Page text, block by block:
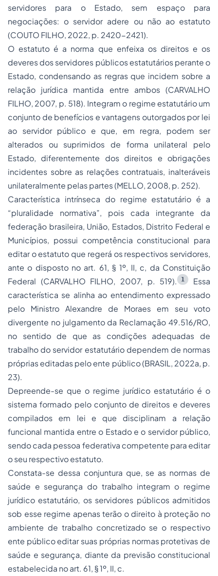
servidores para o Estado, sem espaço para
negociações: o servidor adere ou não ao estatuto
(COUTO FILHO, 2022, p. 2420-2421).
O estatuto é a norma que enfeixa os direitos e os
deveres dos servidores públicos estatutários perante o
Estado, condensando as regras que incidem sobre a
relação jurídica mantida entre ambos (CARVALHO
FILHO, 2007, p. 518). Integram o regime estatutário um
conjunto de benefícios e vantagens outorgados por lei
ao servidor público e que, em regra, podem ser
alterados ou suprimidos de forma unilateral pelo
Estado, diferentemente dos direitos e obrigações
incidentes sobre as relações contratuais, inalteráveis
unilateralmente pelas partes (MELLO, 2008, p. 252).
Característica intrínseca do regime estatutário é a
“pluralidade normativa”, pois cada integrante da
federação brasileira, União, Estados, Distrito Federal e
Municípios, possui competência constitucional para
editar o estatuto que regerá os respectivos servidores,
ante o disposto no art. 61, § 1º, II, c, da Constituição
Federal (CARVALHO FILHO, 2007, p. 519).
1
Essa
característica se alinha ao entendimento expressado
pelo Ministro Alexandre de Moraes em seu voto
divergente no julgamento da Reclamação 49.516/RO,
no sentido de que as condições adequadas de
trabalho do servidor estatutário dependem de normas
próprias editadas pelo ente público (BRASIL, 2022a, p.
23).
Depreende-se que o regime jurídico estatutário é o
sistema formado pelo conjunto de direitos e deveres
compilados em lei e que disciplinam a relação
funcional mantida entre o Estado e o servidor público,
sendo cada pessoa federativa competente para editar
o seu respectivo estatuto.
Constata-se dessa conjuntura que, se as normas de
saúde e segurança do trabalho integram o regime
jurídico estatutário, os servidores públicos admitidos
sob esse regime apenas terão o direito à proteção no
ambiente de trabalho concretizado se o respectivo
ente público editar suas próprias normas protetivas de
saúde e segurança, diante da previsão constitucional
estabelecida no art. 61, § 1º, II, c.